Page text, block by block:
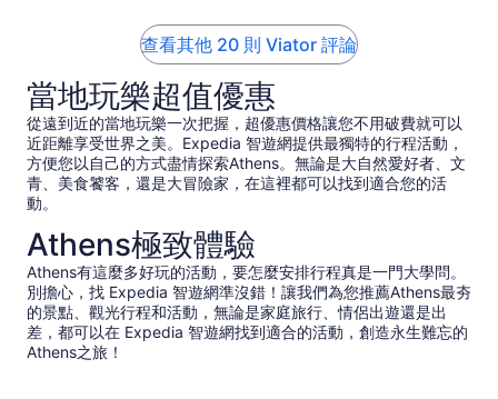
van was comfortable.
查看其他 20 則 Viator 評論
當地玩樂超值優惠
從遠到近的當地玩樂一次把握，超優惠價格讓您不用破費就可以
近距離享受世界之美。Expedia 智遊網提供最獨特的行程活動，
方便您以自己的方式盡情探索Athens。無論是大自然愛好者、文
青、美食饕客，還是大冒險家，在這裡都可以找到適合您的活
動。
Athens極致體驗
Athens有這麼多好玩的活動，要怎麼安排行程真是一門大學問。
別擔心，找 Expedia 智遊網準沒錯！讓我們為您推薦Athens最夯
的景點、觀光行程和活動，無論是家庭旅行、情侶出遊還是出
差，都可以在 Expedia 智遊網找到適合的活動，創造永生難忘的
Athens之旅！